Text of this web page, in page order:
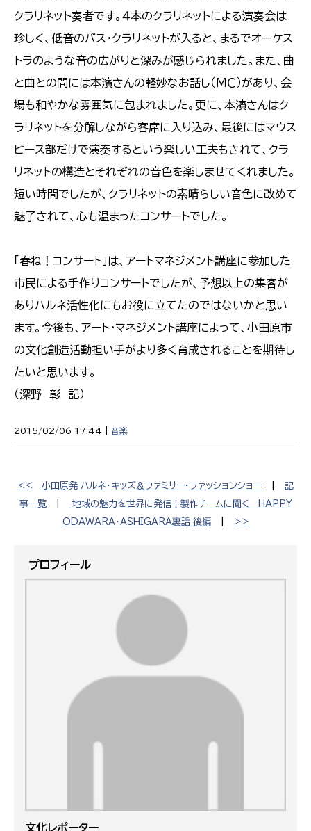
クラリネット奏者です。４本のクラリネットによる演奏会は
珍しく、低音のバス・クラリネットが入ると、まるでオーケス
トラのような音の広がりと深みが感じられました。また、曲
と曲との間には本濱さんの軽妙なお話し（ＭＣ）があり、会
場も和やかな雰囲気に包まれました。更に、本濱さんはク
ラリネットを分解しながら客席に入り込み、最後にはマウス
ピース部だけで演奏するという楽しい工夫もされて、クラ
リネットの構造とそれぞれの音色を楽しませてくれました。
短い時間でしたが、クラリネットの素晴らしい音色に改めて
魅了されて、心も温まったコンサートでした。
「春ね！コンサート」は、アートマネジメント講座に参加した
市民による手作りコンサートでしたが、予想以上の集客が
ありハルネ活性化にもお役に立てたのではないかと思い
ます。今後も、アート・マネジメント講座によって、小田原市
の文化創造活動担い手がより多く育成されることを期待し
たいと思います。
（深野 彰 記）
2015/02/06 17:44 | 音楽
<< 小田原発 ハルネ・キッズ＆ファミリー・ファッションショー
記
事一覧|
地域の魅力を世界に発信！製作チームに聞く HAPPY
ODAWARA・ASHIGARA裏話 後編| >>
プロフィール
文化レポーター